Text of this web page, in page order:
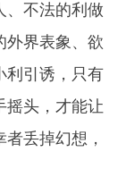
、不法的利做
外界表象、欲
利引诱，只有
摇头，才能让
丢掉幻想，